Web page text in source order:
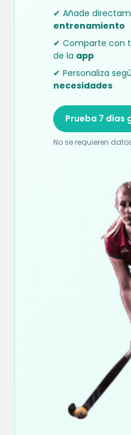
✔ Añade
entrenamiento
✔ Comparte con
de la app
✔ Personaliza
necesidades
Prueba 7 días
No se requieren